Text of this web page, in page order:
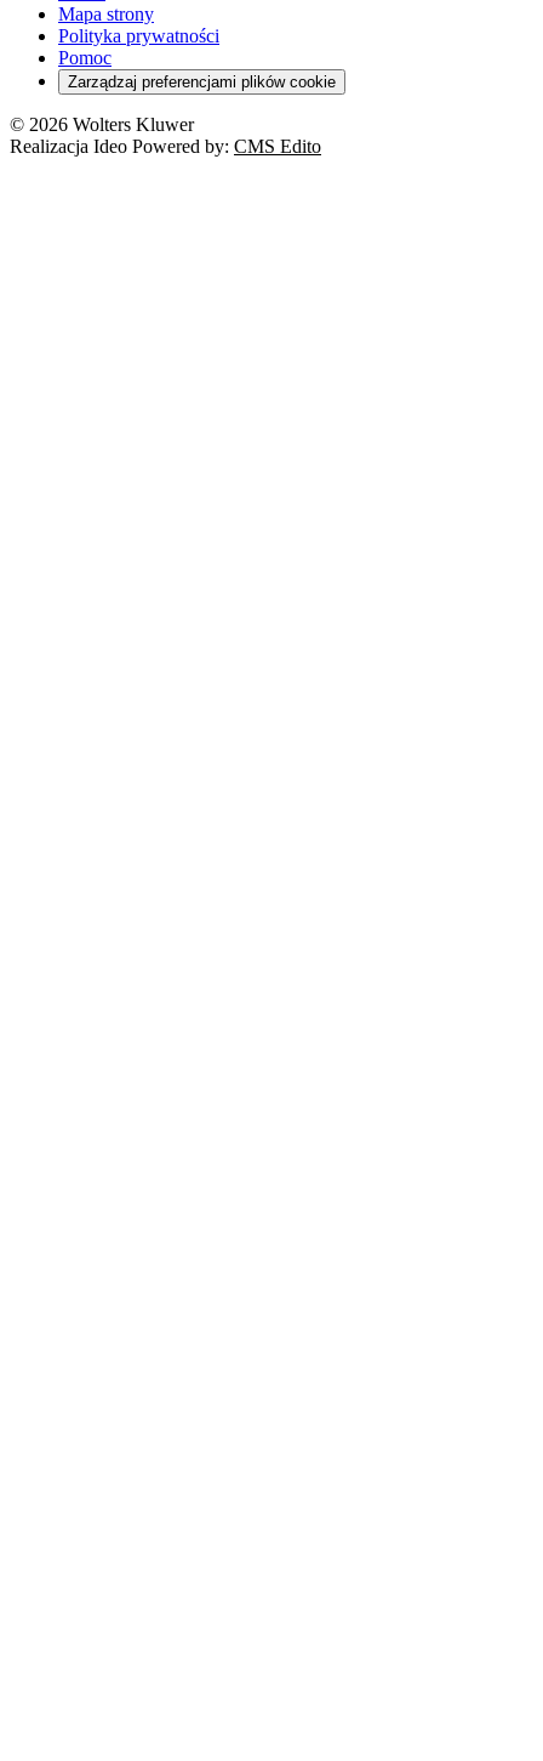
Mapa strony
Polityka prywatności
Pomoc
Zarządzaj preferencjami plików cookie
© 2026 Wolters Kluwer
Realizacja Ideo Powered by: CMS Edito